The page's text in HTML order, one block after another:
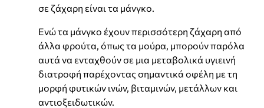
σε ζάχαρη είναι τα μάνγκο.
Ενώ τα μάνγκο έχουν περισσότερη ζάχαρη από
άλλα φρούτα, όπως τα μούρα, μπορούν παρόλα
αυτά να ενταχθούν σε μια μεταβολικά υγιεινή
διατροφή παρέχοντας σημαντικά οφέλη με τη
μορφή φυτικών ινών, βιταμινών, μετάλλων και
αντιοξειδωτικών.